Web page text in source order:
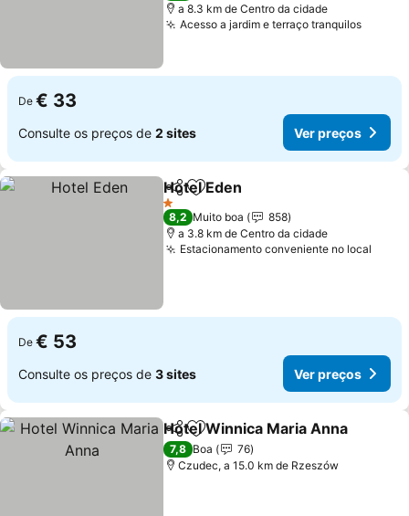
a 8.3 km de Centro da cidade
Acesso a jardim e terraço tranquilosVer
De € 33
Consulte os preços de 2 sites Ver preços
PartilharAdicionar aos favoritos
Hotel Eden
1 Estrelas
8,2 Muito boa
858
a 3.8 km de Centro da cidade
Estacionamento conveniente no local
De € 53
Consulte os preços de 3 sites Ver preços
PartilharAdicionar aos favoritos
Hotel Winnica Maria Anna
7,8 Boa
76
Czudec, a 15.0 km de Rzeszów